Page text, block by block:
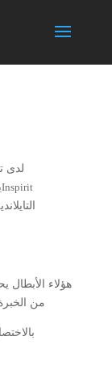
لدى
Inspirit
هؤلاء
من